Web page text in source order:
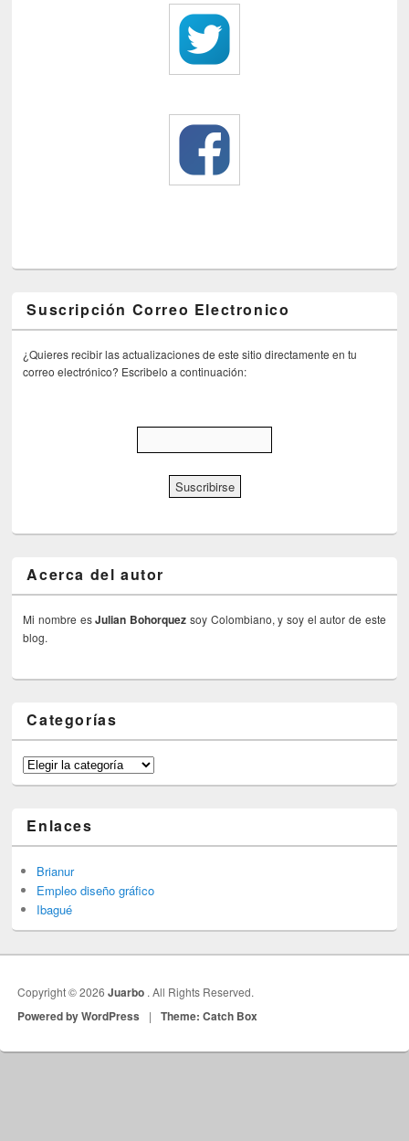
Suscripción Correo Electronico
¿Quieres recibir las actualizaciones de este sitio directamente en tu
correo electrónico? Escribelo a continuación:
Acerca del autor
Mi nombre esJulian Bohorquez soy Colombiano, y soy el autor de este
blog.
Categorías
Categorías
Enlaces
Brianur
Empleo diseño gráfico
Ibagué
Copyright © 2026Juarbo . All Rights Reserved.
Powered by WordPress | Theme: Catch Box